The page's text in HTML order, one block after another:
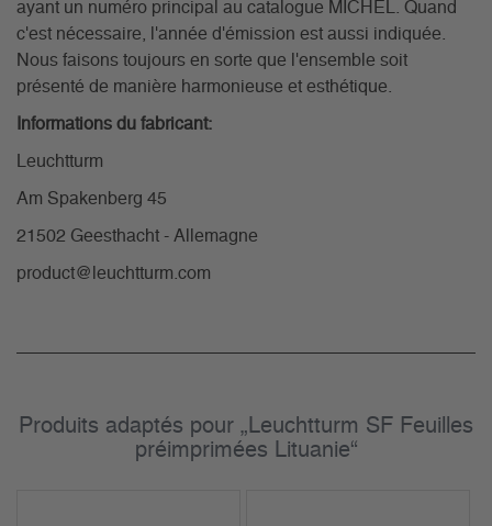
ayant un numéro principal au catalogue MICHEL. Quand
c'est nécessaire, l'année d'émission est aussi indiquée.
Nous faisons toujours en sorte que l'ensemble soit
présenté de manière harmonieuse et esthétique.
Informations du fabricant:
Leuchtturm
Am Spakenberg 45
21502 Geesthacht - Allemagne
product@leuchtturm.com
Produits adaptés pour „Leuchtturm SF Feuilles
préimprimées Lituanie“